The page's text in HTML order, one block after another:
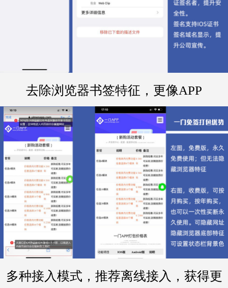
去除浏览器书签特征，更像APP
多种接入模式，推荐离线接入，获得更